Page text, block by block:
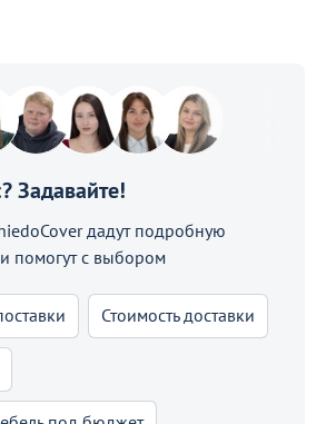
Задавайте!
дадут подробную
помогут с выбором
Стоимость доставки